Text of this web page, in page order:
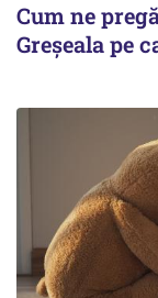
Cum ne
Greșeala pe